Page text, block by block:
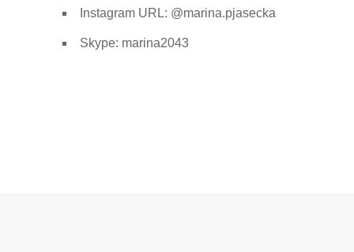
Instagram URL: @marina.pjasecka
Skype: marina2043